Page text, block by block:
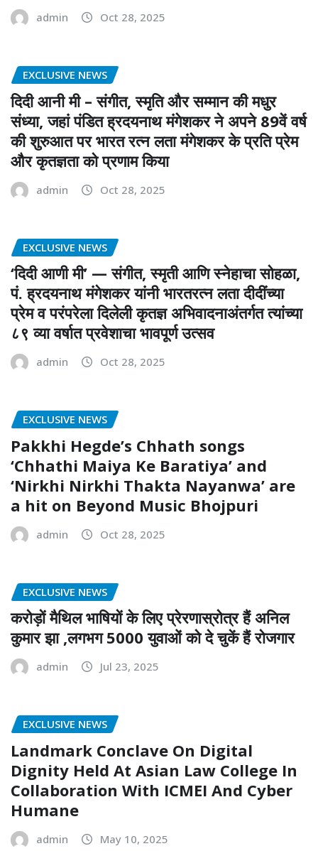
admin Oct 28, 2025
EXCLUSIVE NEWS
दिदी आनी मी – संगीत, स्मृति और सम्मान की मधुर
संध्या, जहां पंडित ह्रदयनाथ मंगेशकर ने अपने 89वें वर्ष
की शुरुआत पर भारत रत्न लता मंगेशकर के प्रति प्रेम
और कृतज्ञता को प्रणाम किया
admin Oct 28, 2025
EXCLUSIVE NEWS
‘दिदी आणी मी’ — संगीत, स्मृती आणि स्नेहाचा सोहळा,
पं. ह्रदयनाथ मंगेशकर यांनी भारतरत्न लता दीदींच्या
प्रेम व परंपरेला दिलेली कृतज्ञ अभिवादनाअंतर्गत त्यांच्या
८९ व्या वर्षात प्रवेशाचा भावपूर्ण उत्सव
admin Oct 28, 2025
EXCLUSIVE NEWS
Pakkhi Hegde’s Chhath songs
‘Chhathi Maiya Ke Baratiya’ and
‘Nirkhi Nirkhi Thakta Nayanwa’ are
a hit on Beyond Music Bhojpuri
admin Oct 28, 2025
EXCLUSIVE NEWS
करोड़ों मैथिल भाषियों के लिए प्रेरणास्रोत्र हैं अनिल
कुमार झा ,लगभग 5000 युवाओं को दे चुकें हैं रोजगार
admin Jul 23, 2025
EXCLUSIVE NEWS
Landmark Conclave On Digital
Dignity Held At Asian Law College In
Collaboration With ICMEI And Cyber
Humane
admin May 10, 2025